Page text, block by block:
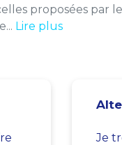
proposées par
Lire plus
Je